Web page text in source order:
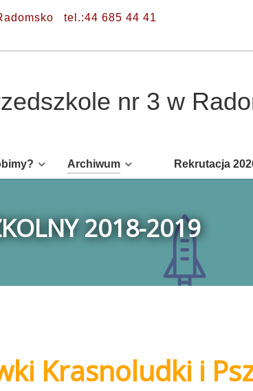
tel.:44 685 44 41
nr 3 w
Archiwum Rekrutacja
2018-2019
Krasnoludki i